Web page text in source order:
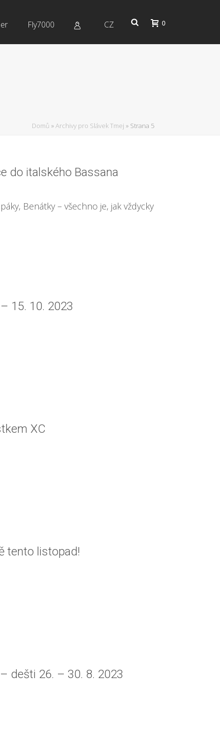
Fly7000 CZ 0
Domů »Archivy pro Slávek Tmej » Strana 5
do italského Bassana
Benátky – všechno je, jak vždycky
15. 10. 2023
XC
tento listopad!
dešti 26. – 30. 8. 2023